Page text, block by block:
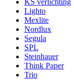
KS verlichting
Lighto
Mexlite
Nordlux
Segula
SPL
Steinhauer
Think Paper
Trio